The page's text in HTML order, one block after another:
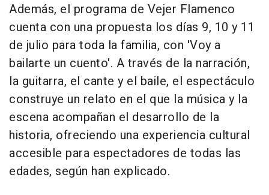
Además, el programa de Vejer Flamenco
cuenta con una propuesta los días 9, 10 y 11
de julio para toda la familia, con 'Voy a
bailarte un cuento'. A través de la narración,
la guitarra, el cante y el baile, el espectáculo
construye un relato en el que la música y la
escena acompañan el desarrollo de la
historia, ofreciendo una experiencia cultural
accesible para espectadores de todas las
edades, según han explicado.